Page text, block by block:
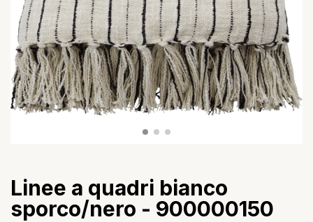
Linee a quadri bianco
sporco/nero - 900000150